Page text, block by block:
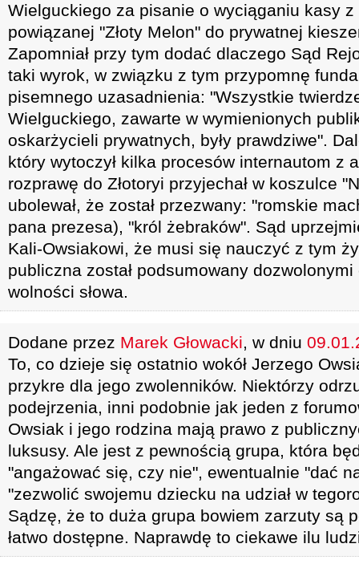
Wielguckiego za pisanie o wyciąganiu kasy z
powiązanej "Złoty Melon" do prywatnej
Zapomniał przy tym dodać dlaczego Sąd
taki wyrok, w związku z tym przypomnę
pisemnego uzasadnienia: "Wszystkie
Wielguckiego, zawarte w wymienionych
oskarżycieli prywatnych, były prawdziwe".
który wytoczył kilka procesów internautom z
rozprawę do Złotoryi przyjechał w koszulce
ubolewał, że został przezwany: "romskie
pana prezesa), "król żebraków". Sąd
Kali-Owsiakowi, że musi się nauczyć z tym
publiczna został podsumowany
wolności słowa.
Dodane przez Marek Głowacki, w dniu
To, co dzieje się ostatnio wokół Jerzego
przykre dla jego zwolenników. Niektórzy
podejrzenia, inni podobnie jak jeden z
Owsiak i jego rodzina mają prawo z
luksusy. Ale jest z pewnością grupa, która
"angażować się, czy nie", ewentualnie "dać
"zezwolić swojemu dziecku na udział w
Sądzę, że to duża grupa bowiem zarzuty są
łatwo dostępne. Naprawdę to ciekawe ilu